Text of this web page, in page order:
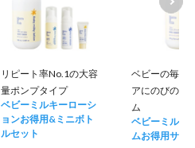
リピート率No.1の大容
量ポンプタイプ
ベビーミルキーローシ
ョンお得用&ミニボト
ルセット
ベビーの毎日
アにのびのい
ム
ベビーミルキ
ムお得用サイ